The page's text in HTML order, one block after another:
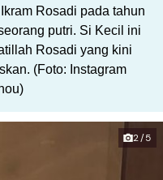
Rosadi pada tahun
putri. Si Kecil ini
Rosadi yang kini
(Foto: Instagram
2/5